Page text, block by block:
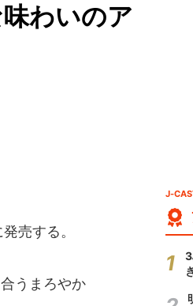
わいのア
売する。
うまろやか
J-